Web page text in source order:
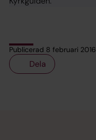
Publicerad 8 februari 2016
Dela